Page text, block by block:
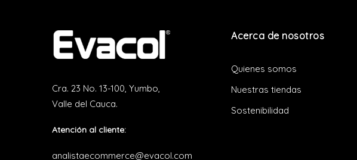
Cra. 23 No. 13-100, Yumbo,
Valle del Cauca.
Atención al cliente:
analistaecommerce@evacol.com
Acerca de nosotros
Quienes somos
Nuestras tiendas
Sostenibilidad